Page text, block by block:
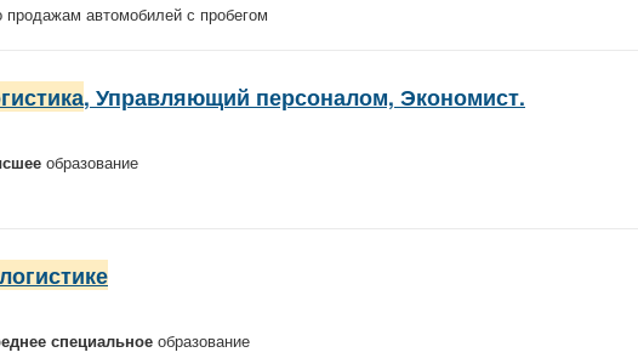
продажам автомобилей с пробегом
, Управляющий персоналом, Экономист.
образование
логистике
специальное образование